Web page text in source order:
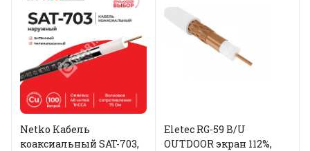
Netko Кабель
коаксиальный SAT-703,
Eletec RG-59 B/U
OUTDOOR экран 112%,